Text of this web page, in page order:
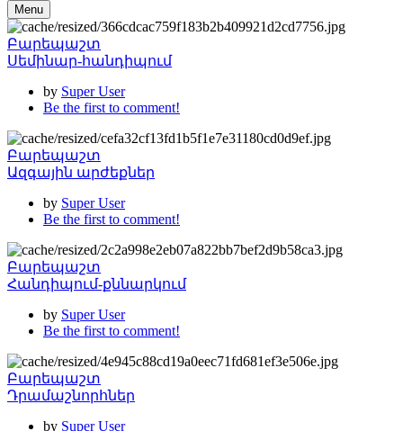
Menu
Բարեպաշտ
Սեմինար-հանդիպում
by Super User
Be the first to comment!
Բարեպաշտ
Ազգային արժեքներ
by Super User
Be the first to comment!
Բարեպաշտ
Հանդիպում-քննարկում
by Super User
Be the first to comment!
Բարեպաշտ
Դրամաշնորհներ
by Super User